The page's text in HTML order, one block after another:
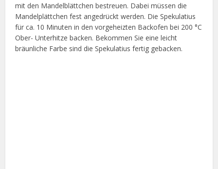
mit den Mandelblättchen bestreuen. Dabei müssen die
Mandelplättchen fest angedrückt werden. Die Spekulatius
für ca. 10 Minuten in den vorgeheizten Backofen bei 200 °C
Ober- Unterhitze backen. Bekommen Sie eine leicht
bräunliche Farbe sind die Spekulatius fertig gebacken.